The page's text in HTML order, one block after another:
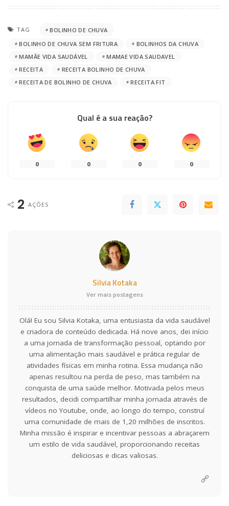
TAG
BOLINHO DE CHUVA
BOLINHO DE CHUVA SEM FRITURA
BOLINHOS DA CHUVA
MAMÃE VIDA SAUDÁVEL
MAMAE VIDA SAUDAVEL
RECEITA
RECEITA BOLINHO DE CHUVA
RECEITA DE BOLINHO DE CHUVA
RECEITA FIT
Qual é a sua reação?
0 0 0 0
2 AÇÕES
Silvia Kotaka
Ver mais postagens
Olá! Eu sou Silvia Kotaka, uma entusiasta da vida saudável
e criadora de conteúdo dedicada. Há nove anos, dei início
a uma jornada de transformação pessoal, optando por
uma alimentação mais saudável e prática regular de
atividades físicas em minha rotina. Essa mudança não
apenas resultou na perda de peso, mas também na
conquista de uma saúde melhor. Motivada pelos meus
resultados, decidi compartilhar minha jornada através de
vídeos no Youtube, onde, ao longo do tempo, construí
uma comunidade de mais de 1,20 milhões de inscritos.
Minha missão é inspirar e incentivar pessoas a abraçarem
um estilo de vida saudável, proporcionando receitas
deliciosas e dicas valiosas.